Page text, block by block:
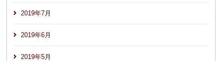
2019年7月
2019年6月
2019年5月